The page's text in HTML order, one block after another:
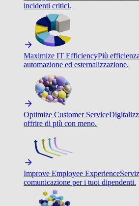
incidenti critici.
Maximize IT EfficiencyPiù
automazione ed esternalizzazione.
Optimize Customer Service
offrire di più con meno.
Improve Employee Experience
comunicazione per i tuoi dipendenti.